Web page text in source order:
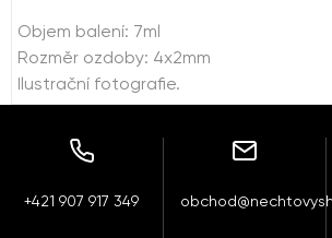
Objem balení: 7ml
Rozměr ozdoby: 4x2mm
Ilustrační fotografie.
+421 907 917 349